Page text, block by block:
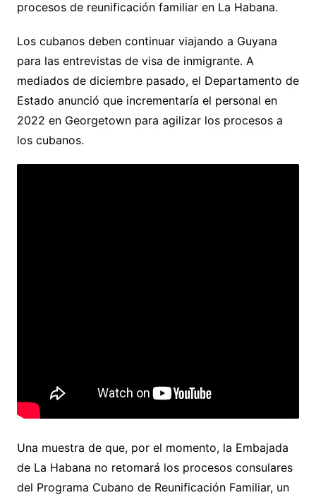
procesos de reunificación familiar en La Habana.
Los cubanos deben continuar viajando a Guyana
para las entrevistas de visa de inmigrante. A
mediados de diciembre pasado, el Departamento de
Estado anunció que incrementaría el personal en
2022 en Georgetown para agilizar los procesos a
los cubanos.
Una muestra de que, por el momento, la Embajada
de La Habana no retomará los procesos consulares
del Programa Cubano de Reunificación Familiar, un